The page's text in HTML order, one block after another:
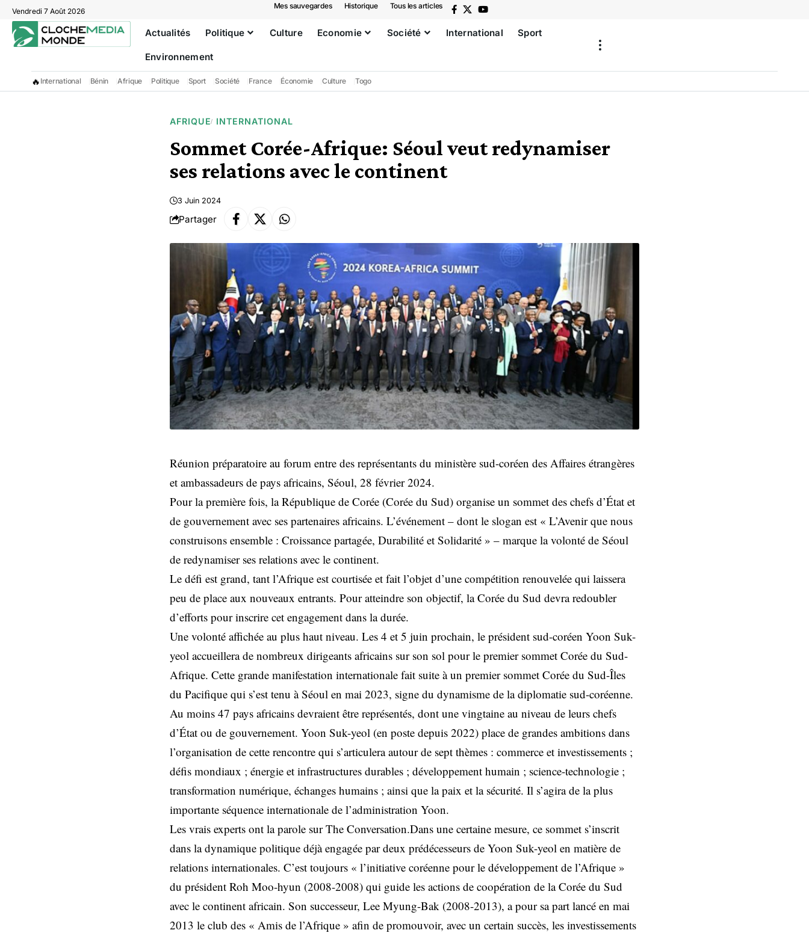
Vendredi 7 Août 2026
Mes sauvegardes Historique Tous les articles
Actualités Politique Culture Economie Société International Sport
Environnement
🔥 International Bénin Afrique Politique Sport Société France Économie Culture Togo
AFRIQUE INTERNATIONAL
Sommet Corée-Afrique: Séoul veut redynamiser
ses relations avec le continent
3 Juin 2024
Partager
Réunion préparatoire au forum entre des représentants du ministère sud-coréen des Affaires étrangères
et ambassadeurs de pays africains, Séoul, 28 février 2024.
Pour la première fois, la République de Corée (Corée du Sud) organise un sommet des chefs d’État et
de gouvernement avec ses partenaires africains. L’événement – dont le slogan est « L’Avenir que nous
construisons ensemble : Croissance partagée, Durabilité et Solidarité » – marque la volonté de Séoul
de redynamiser ses relations avec le continent.
Le défi est grand, tant l’Afrique est courtisée et fait l’objet d’une compétition renouvelée qui laissera
peu de place aux nouveaux entrants. Pour atteindre son objectif, la Corée du Sud devra redoubler
d’efforts pour inscrire cet engagement dans la durée.
Une volonté affichée au plus haut niveau. Les 4 et 5 juin prochain, le président sud-coréen Yoon Suk-
yeol accueillera de nombreux dirigeants africains sur son sol pour le premier sommet Corée du Sud-
Afrique. Cette grande manifestation internationale fait suite à un premier sommet Corée du Sud-Îles
du Pacifique qui s’est tenu à Séoul en mai 2023, signe du dynamisme de la diplomatie sud-coréenne.
Au moins 47 pays africains devraient être représentés, dont une vingtaine au niveau de leurs chefs
d’État ou de gouvernement. Yoon Suk-yeol (en poste depuis 2022) place de grandes ambitions dans
l’organisation de cette rencontre qui s’articulera autour de sept thèmes : commerce et investissements ;
défis mondiaux ; énergie et infrastructures durables ; développement humain ; science-technologie ;
transformation numérique, échanges humains ; ainsi que la paix et la sécurité. Il s’agira de la plus
importante séquence internationale de l’administration Yoon.
Les vrais experts ont la parole sur The Conversation.Dans une certaine mesure, ce sommet s’inscrit
dans la dynamique politique déjà engagée par deux prédécesseurs de Yoon Suk-yeol en matière de
relations internationales. C’est toujours « l’initiative coréenne pour le développement de l’Afrique »
du président Roh Moo-hyun (2008-2008) qui guide les actions de coopération de la Corée du Sud
avec le continent africain. Son successeur, Lee Myung-Bak (2008-2013), a pour sa part lancé en mai
2013 le club des « Amis de l’Afrique » afin de promouvoir, avec un certain succès, les investissements